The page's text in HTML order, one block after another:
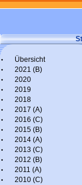
Übersicht
2021 (B)
2020
2019
2018
2017 (A)
2016 (C)
2015 (B)
2014 (A)
2013 (C)
2012 (B)
2011 (A)
2010 (C)